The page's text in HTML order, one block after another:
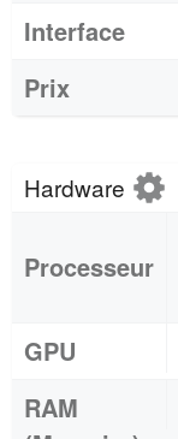
Interface
Prix
Hardware
Processeur
GPU
RAM